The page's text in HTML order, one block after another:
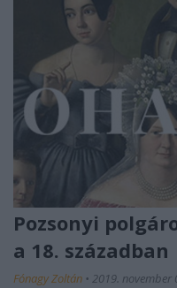
Pozsonyi
a 18. században
Fónagy Zoltán • 2019. november